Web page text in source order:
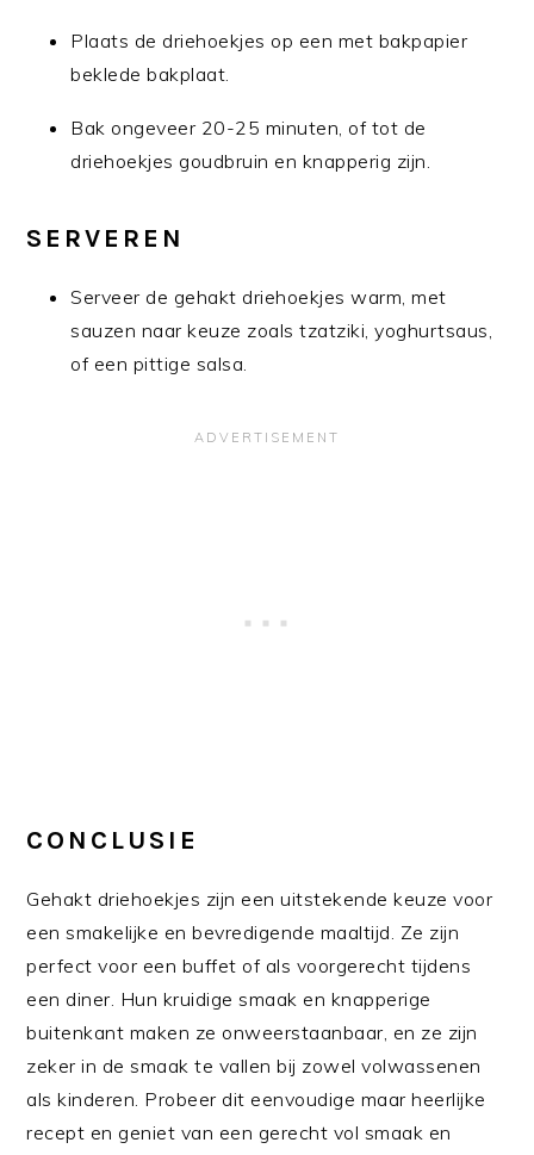
Plaats de driehoekjes op een met bakpapier
beklede bakplaat.
Bak ongeveer 20-25 minuten, of tot de
driehoekjes goudbruin en knapperig zijn.
SERVEREN
Serveer de gehakt driehoekjes warm, met
sauzen naar keuze zoals tzatziki, yoghurtsaus,
of een pittige salsa.
CONCLUSIE
Gehakt driehoekjes zijn een uitstekende keuze voor
een smakelijke en bevredigende maaltijd. Ze zijn
perfect voor een buffet of als voorgerecht tijdens
een diner. Hun kruidige smaak en knapperige
buitenkant maken ze onweerstaanbaar, en ze zijn
zeker in de smaak te vallen bij zowel volwassenen
als kinderen. Probeer dit eenvoudige maar heerlijke
recept en geniet van een gerecht vol smaak en